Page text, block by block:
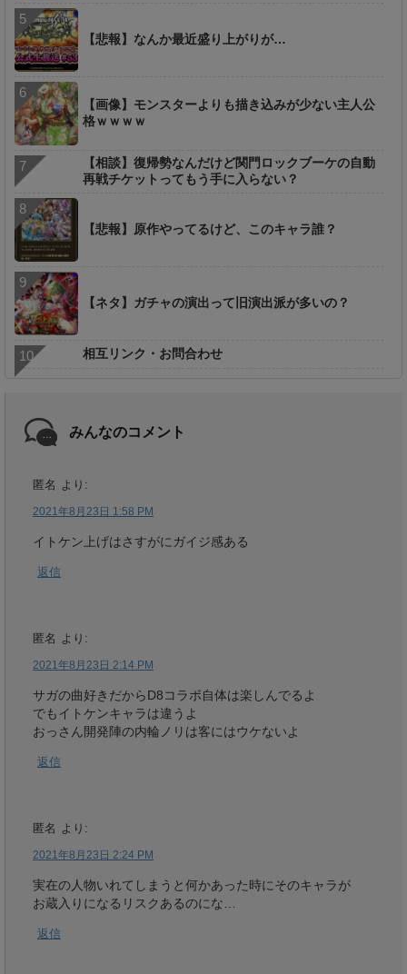
【悲報】なんか最近盛り上がりが…
【画像】モンスターよりも描き込みが少ない主人公
格ｗｗｗｗ
【相談】復帰勢なんだけど関門ロックブーケの自動
再戦チケットってもう手に入らない？
【悲報】原作やってるけど、このキャラ誰？
【ネタ】ガチャの演出って旧演出派が多いの？
相互リンク・お問合わせ
みんなのコメント
匿名 より:
2021年8月23日 1:58 PM
イトケン上げはさすがにガイジ感ある
返信
匿名 より:
2021年8月23日 2:14 PM
サガの曲好きだからD8コラボ自体は楽しんでるよ
でもイトケンキャラは違うよ
おっさん開発陣の内輪ノリは客にはウケないよ
返信
匿名 より:
2021年8月23日 2:24 PM
実在の人物いれてしまうと何かあった時にそのキャラが
お蔵入りになるリスクあるのにな…
返信